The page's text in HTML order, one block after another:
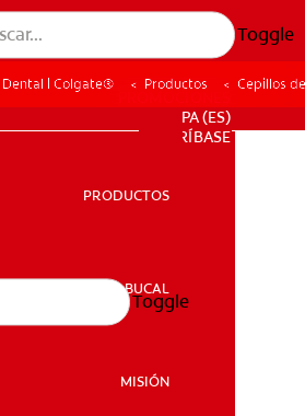
Toggle
SALUD BUCAL
PA (ES)
SUSCRÍBASE
PRODUCTOS
SALUD BUCAL
MISIÓN
Toggle
Dental | Colgate® Productos Cepillos